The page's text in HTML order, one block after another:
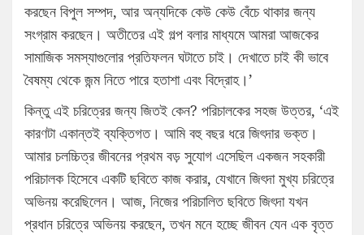
করছেন বিপুল সম্পদ, আর অন্যদিকে কেউ কেউ বেঁচে থাকার জন্য
সংগ্রাম করছেন। অতীতের এই গল্প বলার মাধ্যমে আমরা আজকের
সামাজিক সমস্যাগুলোর প্রতিফলন ঘটাতে চাই। দেখাতে চাই কী ভাবে
বৈষম্য থেকে জন্ম নিতে পারে হতাশা এবং বিদ্রোহ।’
কিন্তু এই চরিত্রের জন্য জিতই কেন? পরিচালকের সহজ উত্তর, ‘এই
কারণটা একান্তই ব্যক্তিগত। আমি বহু বছর ধরে জিৎদার ভক্ত।
আমার চলচ্চিত্র জীবনের প্রথম বড় সুযোগ এসেছিল একজন সহকারী
পরিচালক হিসেবে একটি ছবিতে কাজ করার, যেখানে জিৎদা মুখ্য চরিত্রে
অভিনয় করেছিলেন। আজ, নিজের পরিচালিত ছবিতে জিৎদা যখন
প্রধান চরিত্রে অভিনয় করছেন, তখন মনে হচ্ছে জীবন যেন এক বৃত্ত